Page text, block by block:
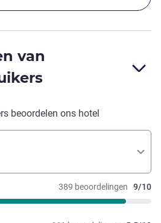
van
beoordelen ons hotel
389 beoordelingen 9/10